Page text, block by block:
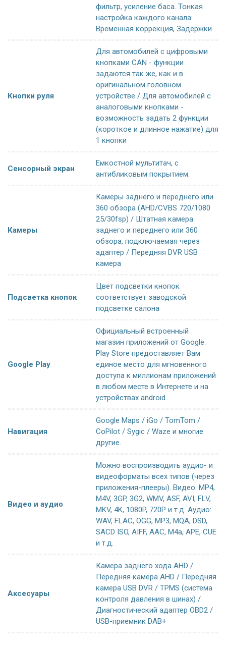
фильтр, усиление баса. Тонкая
настройка каждого канала:
Временная коррекция, Задержки.
Кнопки руля
Для автомобилей с цифровыми
кнопками CAN - функции
задаются так же, как и в
оригинальном головном
устройстве / Для автомобилей с
аналоговыми кнопками -
возможность задать 2 функции
(короткое и длинное нажатие) для
1 кнопки
Сенсорный экран
Емкостной мультитач, с
антибликовым покрытием.
Камеры
Камеры заднего и переднего или
360 обзора (AHD/CVBS 720/1080
25/30fsp) / Штатная камера
заднего и переднего или 360
обзора, подключаемая через
адаптер / Передняя DVR USB
камера
Подсветка кнопок
Цвет подсветки кнопок
соответствует заводской
подсветке салона
Google Play
Официальный встроенный
магазин приложений от Google.
Play Store предоставляет Вам
единое место для мгновенного
доступа к миллионам приложений
в любом месте в Интернете и на
устройствах android.
Навигация
Google Maps / iGo / TomTom /
CoPilot / Sygic / Waze и многие
другие.
Видео и аудио
Можно воспроизводить аудио- и
видеоформаты всех типов (через
приложения-плееры). Видео: MP4,
M4V, 3GP, 3G2, WMV, ASF, AVI, FLV,
MKV, 4K, 1080P, 720P и т.д. Аудио:
WAV, FLAC, OGG, MP3, MQA, DSD,
SACD ISO, AIFF, AAC, M4a, APE, CUE
и т.д.
Аксесуары
Камера заднего хода AHD /
Передняя камера AHD / Передняя
камера USB DVR / TPMS (система
контроля давления в шинах) /
Диагностический адаптер OBD2 /
USB-приемник DAB+